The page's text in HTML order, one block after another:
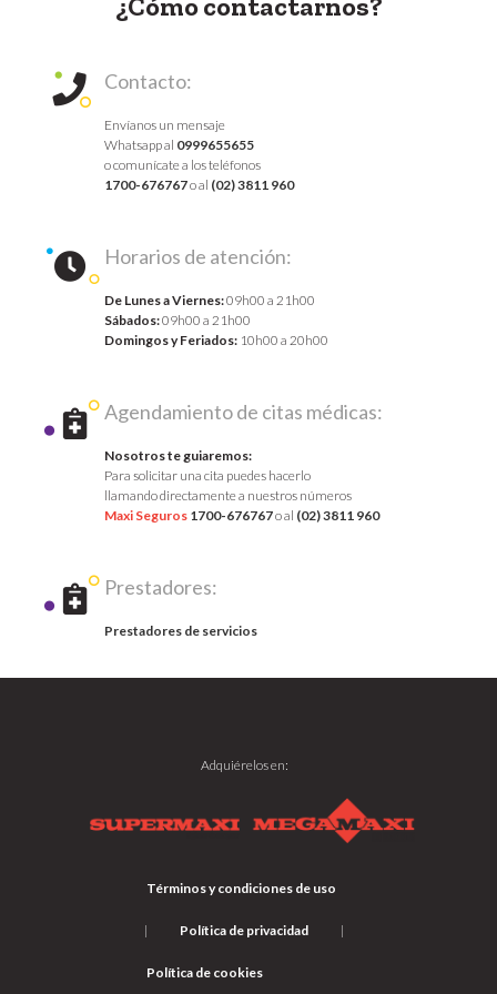
¿Cómo contactarnos?
Contacto:
Envíanos un mensaje
Whatsapp al 0999655655
o comunícate a los teléfonos
1700-676767o al (02) 3811 960
Horarios de atención:
De Lunes a Viernes:09h00 a 21h00
Sábados:09h00 a 21h00
Domingos y Feriados:10h00 a 20h00
Agendamiento de citas médicas:
Nosotros te guiaremos:
Para solicitar una cita puedes hacerlo
llamando directamente a nuestros números
Maxi Seguros 1700-676767o al (02) 3811 960
Prestadores:
Prestadores de servicios
Adquiérelos en:
Términos y condiciones de uso
| Política de privacidad |
Política de cookies